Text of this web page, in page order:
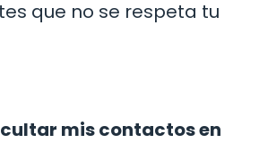
que no se respeta tu
mis contactos en